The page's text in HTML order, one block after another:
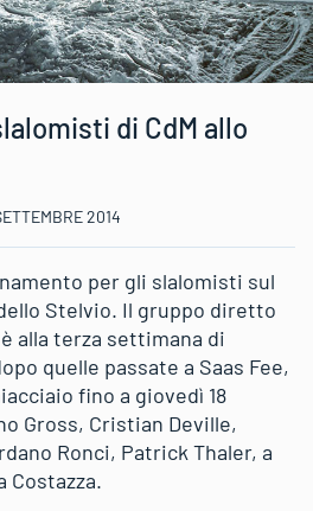
di CdM allo
2014
per gli slalomisti sul
Stelvio. Il gruppo diretto
alla terza settimana di
quelle passate a Saas Fee,
fino a giovedì 18
Gross, Cristian Deville,
Ronci, Patrick Thaler, a
Costazza.